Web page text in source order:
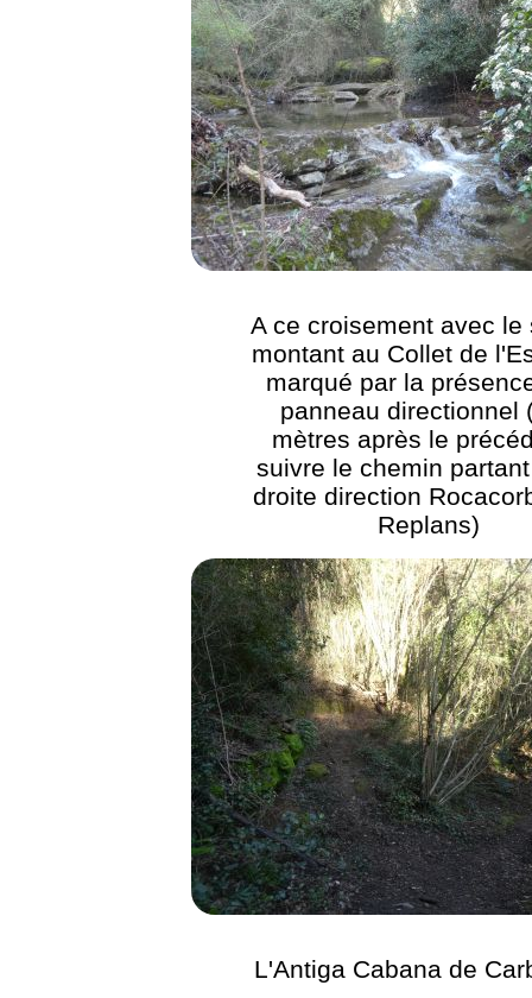
A ce croisement avec le
montant au Collet de
marqué par la
panneau directionnel
mètres après le
suivre le chemin
droite direction
Replans)
L'Antiga Cabana de